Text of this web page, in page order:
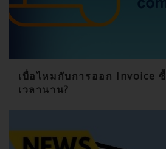
เบื่อไหมกับการออก Invoice
เวลานาน?